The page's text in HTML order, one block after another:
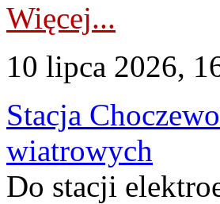
Więcej...
10 lipca 2026,
Stacja
wiatrowych
Do stacji